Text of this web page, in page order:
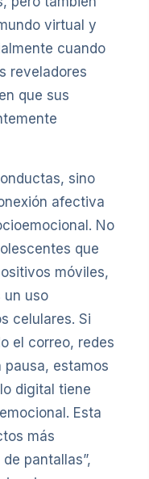
virtual y
cuando
reveladores
que sus
sino
afectiva
No
que
móviles,
un uso
celulares. Si
el correo, redes
estamos
digital tiene
Esta
más
pantallas”,